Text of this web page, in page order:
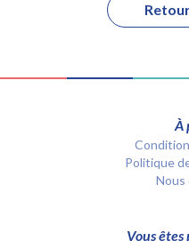
À
Politique
Vous êtes